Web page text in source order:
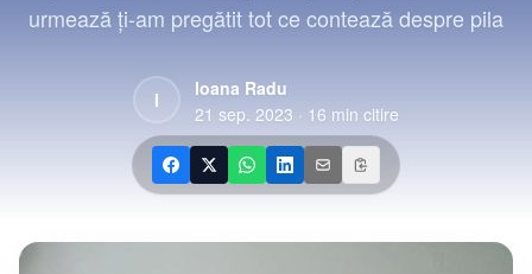
urmează ți-am pregătit tot ce contează despre pila
I
Ioana Radu
21 sep. 2023 · 16 min citire